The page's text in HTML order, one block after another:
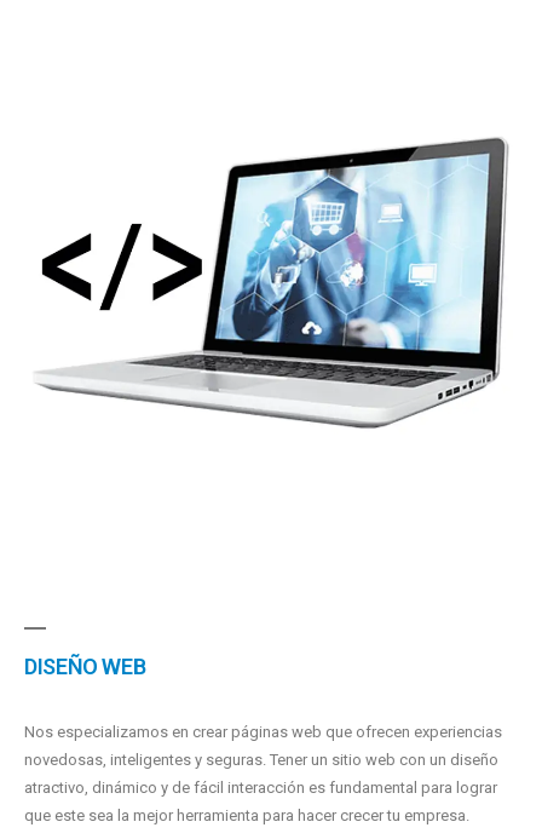
DISEÑO WEB
Nos especializamos en crear páginas web que ofrecen experiencias
novedosas, inteligentes y seguras. Tener un sitio web con un diseño
atractivo, dinámico y de fácil interacción es fundamental para lograr
que este sea la mejor herramienta para hacer crecer tu empresa.